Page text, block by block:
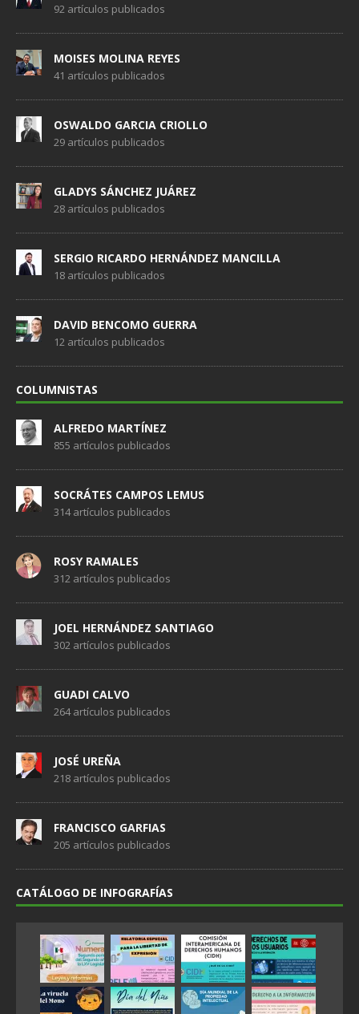
92 artículos publicados
MOISES MOLINA REYES
41 artículos publicados
OSWALDO GARCIA CRIOLLO
29 artículos publicados
GLADYS SÁNCHEZ JUÁREZ
28 artículos publicados
SERGIO RICARDO HERNÁNDEZ MANCILLA
18 artículos publicados
DAVID BENCOMO GUERRA
12 artículos publicados
COLUMNISTAS
ALFREDO MARTÍNEZ
855 artículos publicados
SOCRÁTES CAMPOS LEMUS
314 artículos publicados
ROSY RAMALES
312 artículos publicados
JOEL HERNÁNDEZ SANTIAGO
302 artículos publicados
GUADI CALVO
264 artículos publicados
JOSÉ UREÑA
218 artículos publicados
FRANCISCO GARFIAS
205 artículos publicados
CATÁLOGO DE INFOGRAFÍAS